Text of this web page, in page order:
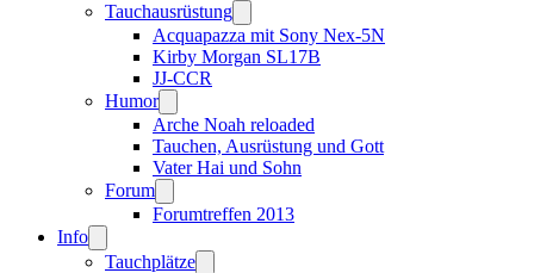
Tauchausrüstung
Acquapazza mit Sony Nex-5N
Kirby Morgan SL17B
JJ-CCR
Humor
Arche Noah reloaded
Tauchen, Ausrüstung und Gott
Vater Hai und Sohn
Forum
Forumtreffen 2013
Info
Tauchplätze